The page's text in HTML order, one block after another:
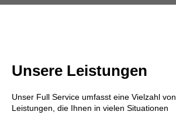
Unsere Leistungen
Unser Full Service umfasst eine Vielzahl von
Leistungen, die Ihnen in vielen Situationen